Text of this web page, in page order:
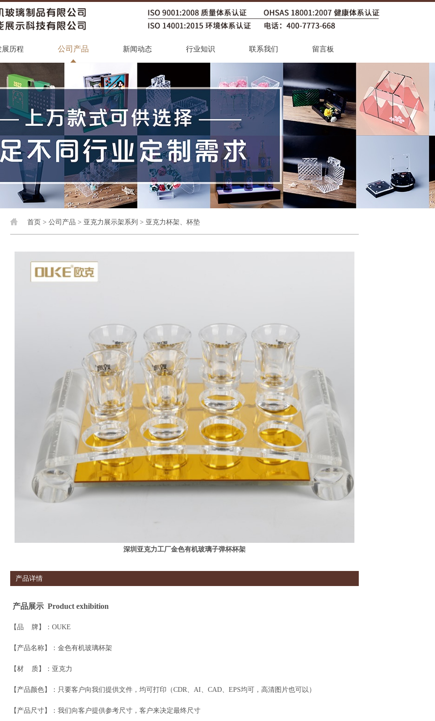
展历程 公司产品 新闻动态 行业知识 联系我们 留言板
首页 > 公司产品 > 亚克力展示架系列 > 亚克力杯架、杯垫
深圳亚克力工厂金色有机玻璃子弹杯杯架
产品详情
产品展示 Product exhibition
【品 牌】： OUKE
【产品名称】：金色有机玻璃杯架
【材 质】：亚克力
【产品颜色】：只要客户向我们提供文件，均可打印 （CDR、AI、CAD、EPS均可，高清图片也可以）
【产品尺寸】：我们向客户提供参考尺寸，客户来决定最终尺寸